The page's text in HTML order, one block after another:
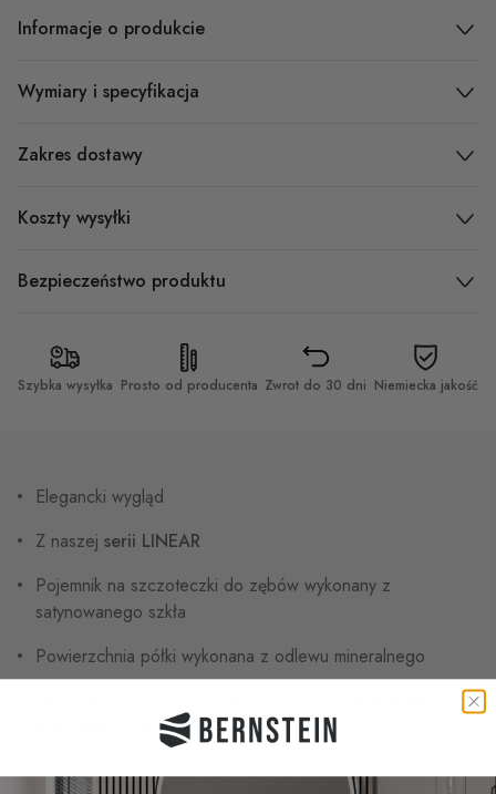
Informacje o produkcie
Wymiary i specyfikacja
Zakres dostawy
Koszty wysyłki
Bezpieczeństwo produktu
Szybka wysyłka Prosto od producenta Zwrot do 30 dni Niemiecka jakość
Elegancki wygląd
Z naszej serii LINEAR
Pojemnik na szczoteczki do zębów wykonany z
satynowanego szkła
Powierzchnia półki wykonana z odlewu mineralnego
SDLHH60 z serii LINEAR